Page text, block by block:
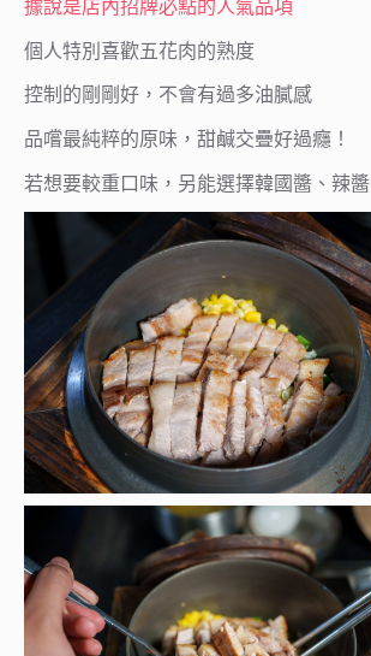
據說是店內招牌必點的人氣品項
個人特別喜歡五花肉的熟度
控制的剛剛好，不會有過多油膩感
品嚐最純粹的原味，甜鹹交疊好過癮！
若想要較重口味，另能選擇韓國醬、辣醬